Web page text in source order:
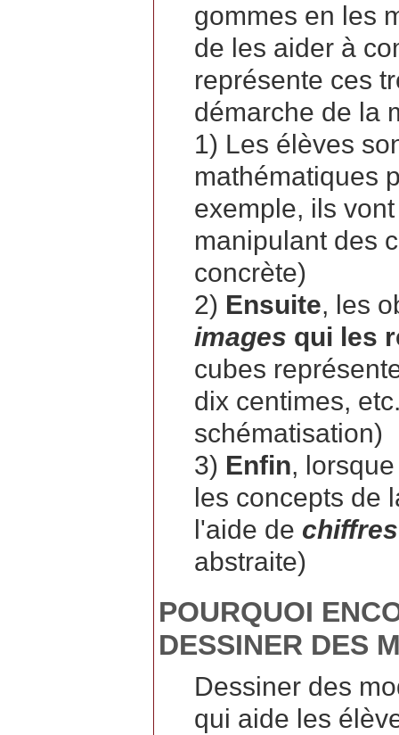
gommes en les
de les aider à
représente ces
démarche de la
1) Les élèves
mathématiques
exemple, ils
manipulant des
concrète)
2) Ensuite, les
images qui les
cubes
dix centimes,
schématisation)
3) Enfin,
les concepts de
l'aide de chiffres
abstraite)
POURQUOI
DESSINER DES
Dessiner des
qui aide les